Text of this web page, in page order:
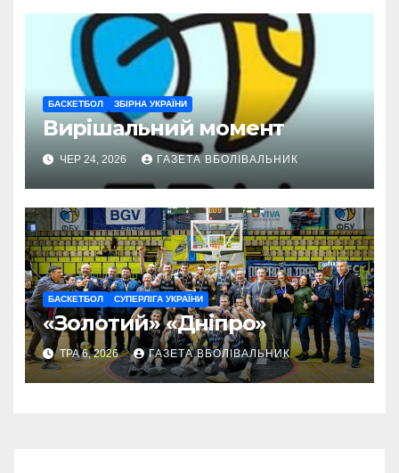
БАСКЕТБОЛ ЗБІРНА УКРАЇНИ
Вирішальний момент
ЧЕР 24, 2026 ГАЗЕТА ВБОЛІВАЛЬНИК
БАСКЕТБОЛ СУПЕРЛІГА УКРАЇНИ
«Золотий» «Дніпро»
ТРА 6, 2026 ГАЗЕТА ВБОЛІВАЛЬНИК